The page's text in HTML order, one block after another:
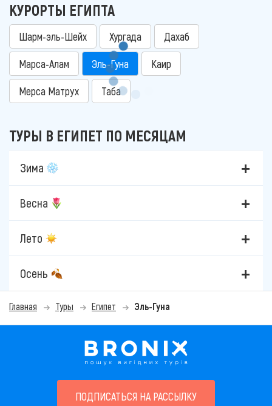
КУРОРТЫ ЕГИПТА
Шарм-эль-Шейх Хургада Дахаб
Марса-Алам Эль-Гуна Каир
Мерса Матрух Таба
ТУРЫ В ЕГИПЕТ ПО МЕСЯЦАМ
Зима
Весна
Лето
Осень
Главная Туры Египет Эль-Гуна
ПОДПИСАТЬСЯ НА РАССЫЛКУ